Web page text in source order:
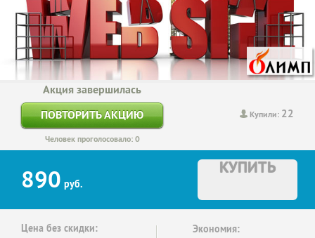
Купили: 22
Акция завершилась
ПОВТОРИТЬ АКЦИЮ
Человек проголосовало: 0
890 руб.
КУПИТЬ
Цена без скидки: Экономия: